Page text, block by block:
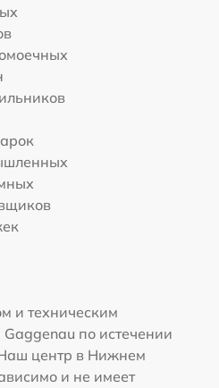
и техническим
по истечении
центр в Нижнем
и не имеет